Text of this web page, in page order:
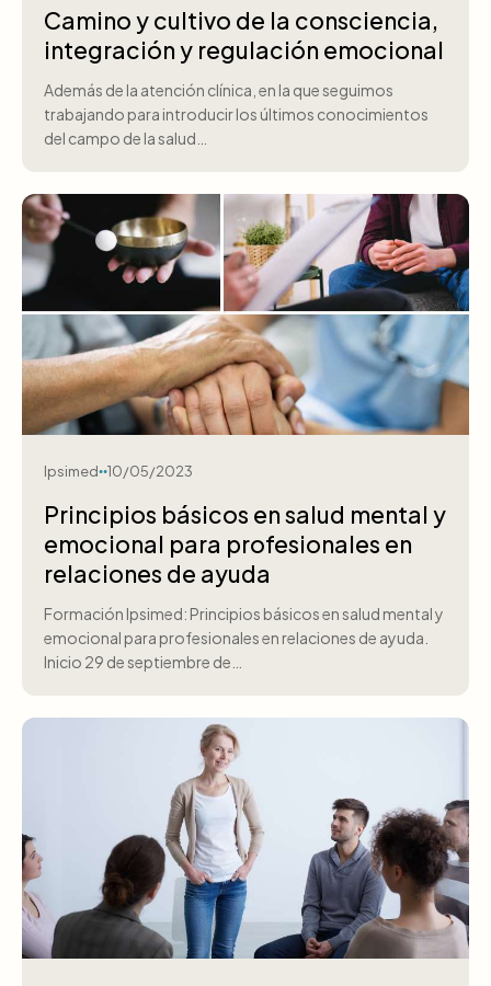
Camino y cultivo de la consciencia,
integración y regulación emocional
Además de la atención clínica, en la que seguimos
trabajando para introducir los últimos conocimientos
del campo de la salud…
Ipsimed 10/05/2023
Principios básicos en salud mental y
emocional para profesionales en
relaciones de ayuda
Formación Ipsimed: Principios básicos en salud mental y
emocional para profesionales en relaciones de ayuda.
Inicio 29 de septiembre de…